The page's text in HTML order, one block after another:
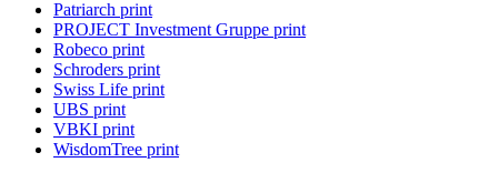
Patriarch print
PROJECT Investment Gruppe print
Robeco print
Schroders print
Swiss Life print
UBS print
VBKI print
WisdomTree print